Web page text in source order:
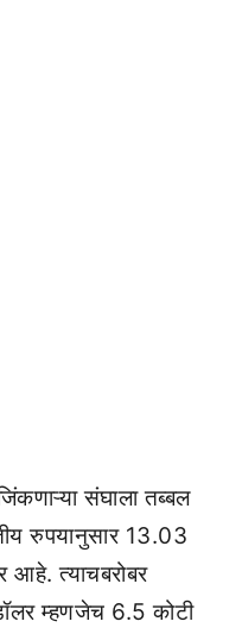
संघाला तब्बल
रुपयानुसार 13.03
आहे. त्याचबरोबर
म्हणजेच 6.5 कोटी